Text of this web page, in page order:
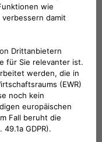
PP-Gurtband
kleine,